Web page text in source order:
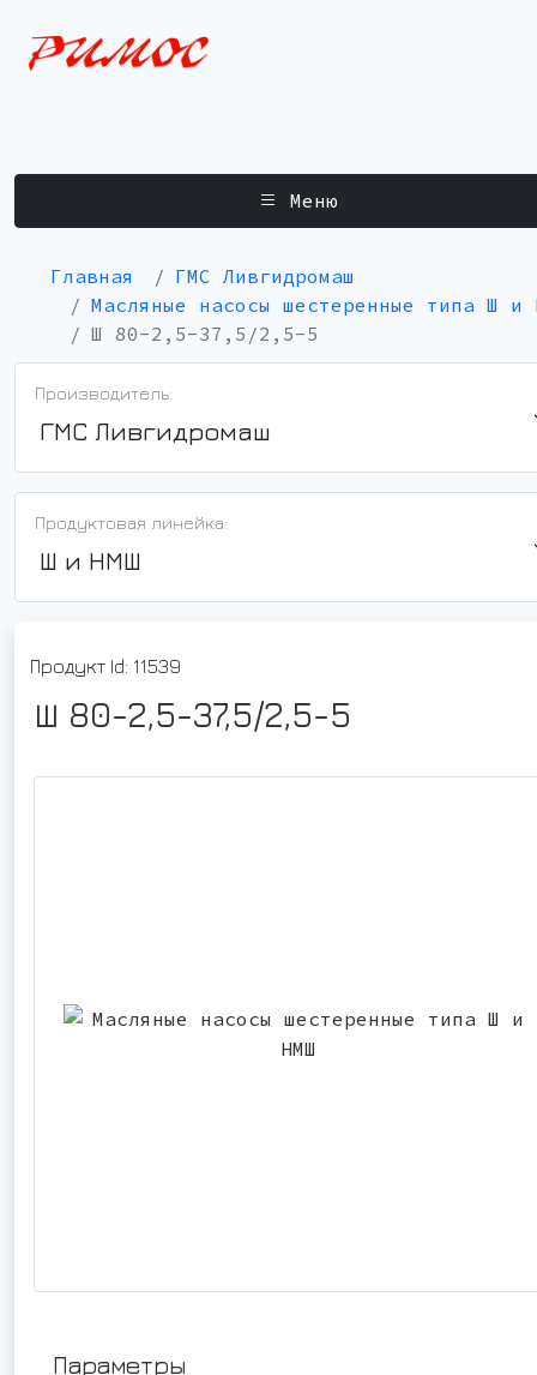
Меню
Главная
ГМС Ливгидромаш
Масляные насосы шестеренные типа Ш и
Ш 80-2,5-37,5/2,5-5
Производитель:
ГМС Ливгидромаш
Продуктовая линейка:
Ш и НМШ
Продукт Id: 11539
Ш 80-2,5-37,5/2,5-5
Параметры